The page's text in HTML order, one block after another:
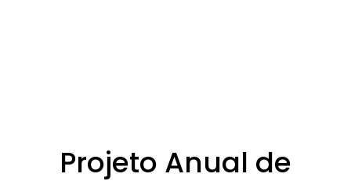
Projeto Anual de